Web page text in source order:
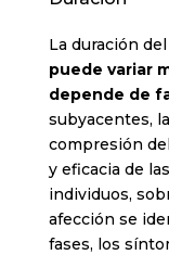
La duración
puede variar
depende de
subyacentes,
compresión
y eficacia de
individuos,
afección se
fases, los